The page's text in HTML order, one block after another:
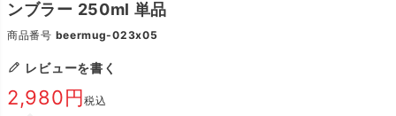
ンブラー 250ml 単品
商品番号 beermug-023x05
レビューを書く
2,980 税込